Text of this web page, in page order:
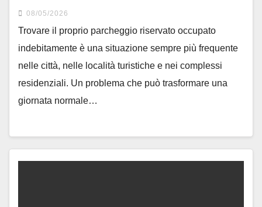
08/05/2026
Trovare il proprio parcheggio riservato occupato
indebitamente è una situazione sempre più frequente
nelle città, nelle località turistiche e nei complessi
residenziali. Un problema che può trasformare una
giornata normale…